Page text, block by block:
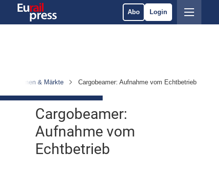
Abo Login
& Märkte Cargobeamer: Aufnahme vom Echtbetrieb
Cargobeamer:
Aufnahme vom
Echtbetrieb